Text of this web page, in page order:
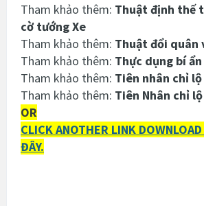
Tham khảo thêm: Thuật định thế
cờ tướng Xe
Tham khảo thêm: Thuật đổi quân
Tham khảo thêm: Thực dụng bí
Tham khảo thêm: Tiên nhân chỉ
Tham khảo thêm: Tiên Nhân chỉ lộ
OR
CLICK ANOTHER LINK
ĐÂY.